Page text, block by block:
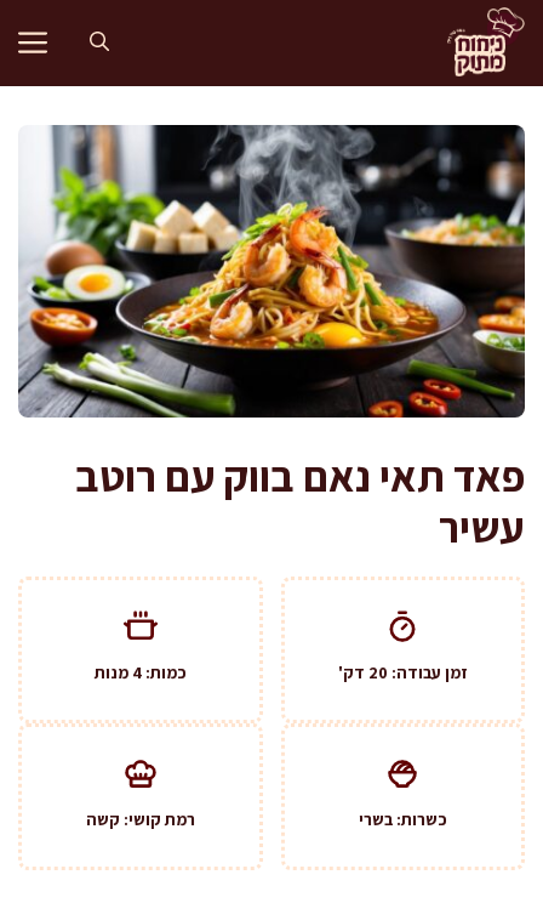
לדלג
לתוכן
פאד תאי נאם בווק עם רוטב
עשיר
זמן עבודה: 20 דק' כמות: 4 מנות
כשרות: בשרי רמת קושי: קשה